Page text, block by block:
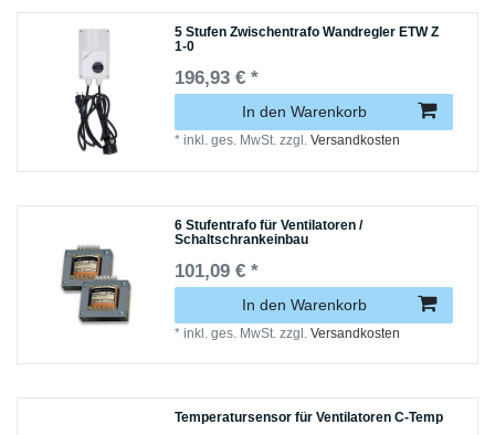
5 Stufen Zwischentrafo Wandregler ETW Z
1-0
196,93 € *
In den Warenkorb
*inkl. ges. MwSt. zzgl.Versandkosten
6 Stufentrafo für Ventilatoren /
Schaltschrankeinbau
101,09 € *
In den Warenkorb
*inkl. ges. MwSt. zzgl.Versandkosten
Temperatursensor für Ventilatoren C-Temp